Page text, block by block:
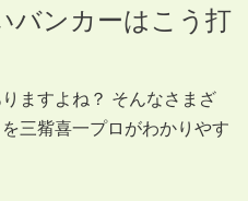
バンカーはこう打
ますよね？ そんなさまざ
三觜喜一プロがわかりやす